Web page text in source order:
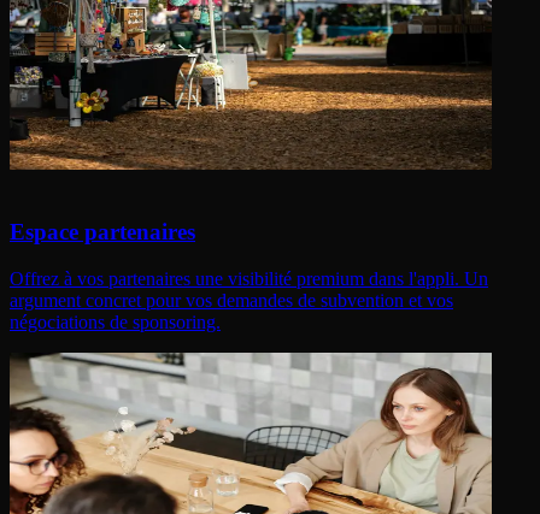
Espace partenaires
Offrez à vos partenaires une visibilité premium dans l'appli. Un
argument concret pour vos demandes de subvention et vos
négociations de sponsoring.